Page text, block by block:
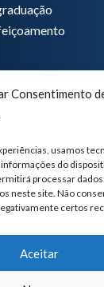
Consentimento
usamos
do
processar
neste site. Não
certos
Aceitar